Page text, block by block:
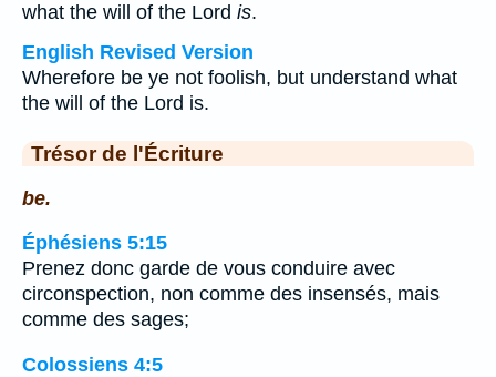
what the will of the Lord is.
English Revised Version
Wherefore be ye not foolish, but understand what
the will of the Lord is.
Trésor de l'Écriture
be.
Éphésiens 5:15
Prenez donc garde de vous conduire avec
circonspection, non comme des insensés, mais
comme des sages;
Colossiens 4:5